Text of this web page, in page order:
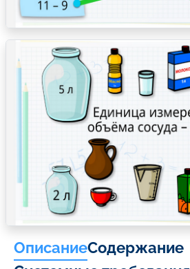
ОписаниеСодержание